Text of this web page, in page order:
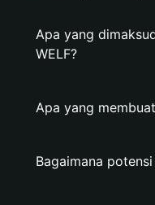
Apa yang
WELF?
Apa yang
Bagaimana